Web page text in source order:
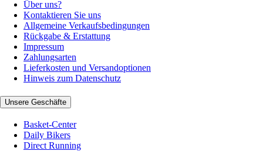
Über uns?
Kontaktieren Sie uns
Allgemeine Verkaufsbedingungen
Rückgabe & Erstattung
Impressum
Zahlungsarten
Lieferkosten und Versandoptionen
Hinweis zum Datenschutz
Unsere Geschäfte
Basket-Center
Daily Bikers
Direct Running